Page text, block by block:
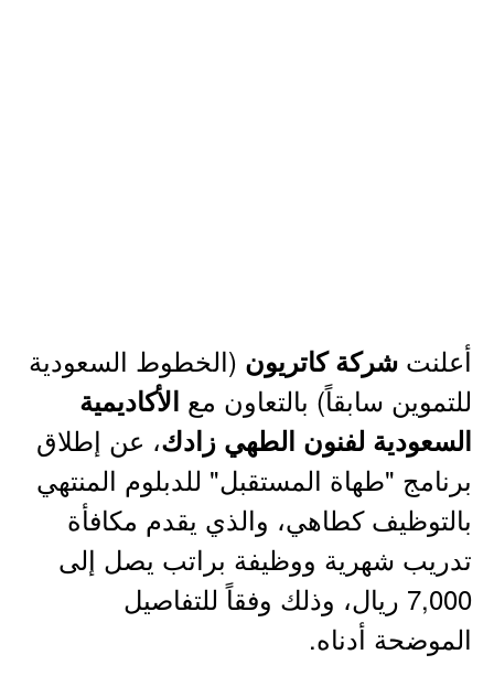
أعلنت شركة كاتريون (الخطوط السعودية
للتموين سابقاً) بالتعاون مع الأكاديمية
السعودية لفنون الطهي زادك، عن إطلاق
برنامج "طهاة المستقبل" للدبلوم المنتهي
بالتوظيف كطاهي، والذي يقدم مكافأة
تدريب شهرية ووظيفة براتب يصل إلى
7,000 ريال، وذلك وفقاً للتفاصيل
الموضحة أدناه.